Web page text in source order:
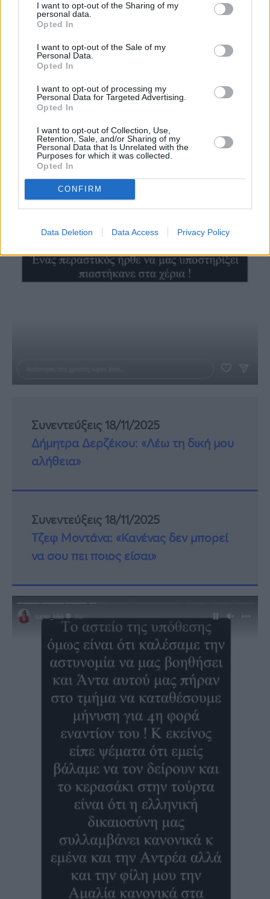
I want to opt-out of the Sharing of my
personal data.
Opted In
I want to opt-out of the Sale of my
Personal Data.
Opted In
I want to opt-out of processing my
Personal Data for Targeted Advertising.
Opted In
I want to opt-out of Collection, Use,
Retention, Sale, and/or Sharing of my
Personal Data that Is Unrelated with the
Purposes for which it was collected.
Opted In
CONFIRM
Data Deletion Data Access Privacy Policy
Συνεντεύξεις 18/11/2025
Δήμητρα Δερζέκου: «Λέω τη δική μου
αλήθεια»
Συνεντεύξεις 18/11/2025
Τζεφ Μοντάνα: «Κανένας δεν μπορεί
να σου πει ποιος είσαι»